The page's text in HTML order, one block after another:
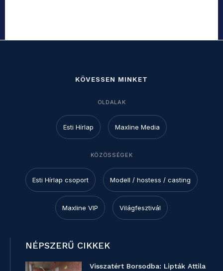
KÖVESSEN MINKET
OLDALAK
Esti Hírlap Maxline Media
KÖZÖSSÉGEK
Esti Hírlap csoport Modell / hostess / casting
Maxline VIP Világfesztivál
NÉPSZERŰ CIKKEK
Visszatért Borsodba: Lipták Attila